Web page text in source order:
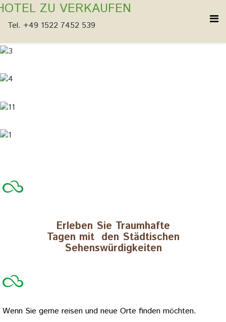
ZU VERKAUFEN
Tel. +49 1522 7452 539
Erleben Sie Traumhafte
Tagen mit den Städtischen
Sehenswürdigkeiten
Wenn Sie gerne reisen und neue Orte finden möchten.